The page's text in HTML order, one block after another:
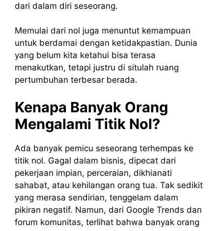
dari dalam diri seseorang.
Memulai dari nol juga menuntut kemampuan
untuk berdamai dengan ketidakpastian. Dunia
yang belum kita ketahui bisa terasa
menakutkan, tetapi justru di situlah ruang
pertumbuhan terbesar berada.
Kenapa Banyak Orang
Mengalami Titik Nol?
Ada banyak pemicu seseorang terhempas ke
titik nol. Gagal dalam bisnis, dipecat dari
pekerjaan impian, perceraian, dikhianati
sahabat, atau kehilangan orang tua. Tak sedikit
yang merasa sendirian, tenggelam dalam
pikiran negatif. Namun, dari Google Trends dan
forum komunitas, terlihat bahwa banyak orang